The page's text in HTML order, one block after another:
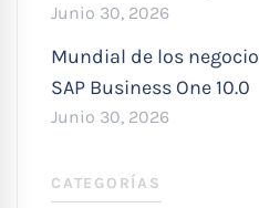
Junio 30, 2026
Mundial de los
SAP Business One 10.0
Junio 30, 2026
CATEGORÍAS